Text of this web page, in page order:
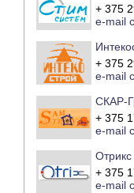
+ 375
e-mail
+ 375
e-mail
СКАР-
+ 375
e-mail
+ 375
e-mail